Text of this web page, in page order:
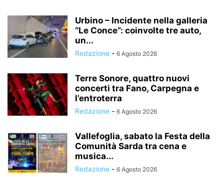
Urbino – Incidente nella galleria
“Le Conce”: coinvolte tre auto,
un...
Redazione - 6 Agosto 2026
Terre Sonore, quattro nuovi
concerti tra Fano, Carpegna e
l’entroterra
Redazione - 6 Agosto 2026
Vallefoglia, sabato la Festa della
Comunità Sarda tra cena e
musica...
Redazione - 6 Agosto 2026